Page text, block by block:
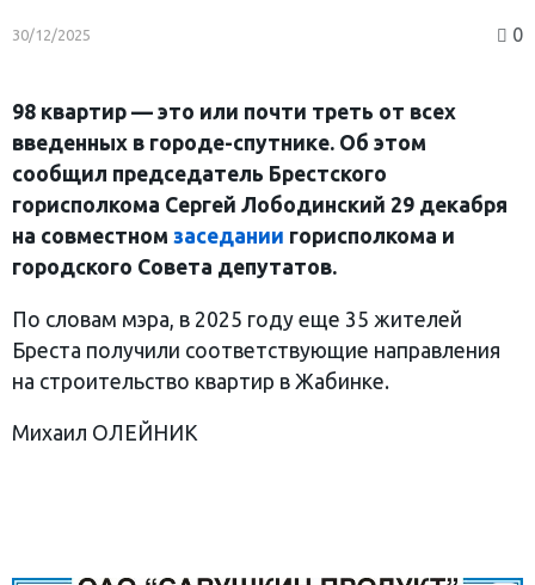
30/12/2025 0
98 квартир — это или почти треть от всех
введенных в городе-спутнике. Об этом
сообщил председатель Брестского
горисполкома Сергей Лободинский 29 декабря
на совместном заседании горисполкома и
городского Совета депутатов.
По словам мэра, в 2025 году еще 35 жителей
Бреста получили соответствующие направления
на строительство квартир в Жабинке.
Михаил ОЛЕЙНИК